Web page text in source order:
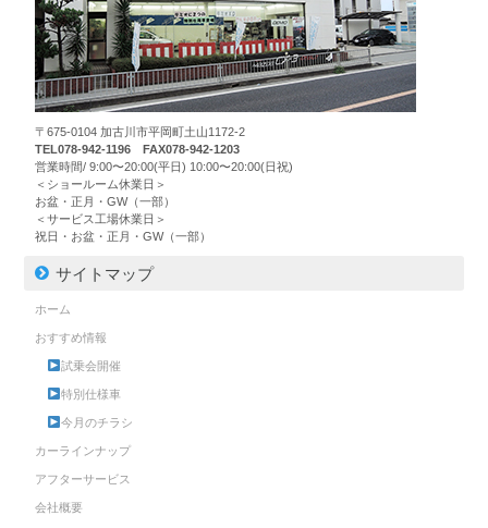
〒675-0104 加古川市平岡町土山1172-2
TEL078-942-1196 FAX078-942-1203
営業時間/ 9:00〜20:00(平日) 10:00〜20:00(日祝)
＜ショールーム休業日＞
お盆・正月・GW（一部）
＜サービス工場休業日＞
祝日・お盆・正月・GW（一部）
サイトマップ
ホーム
おすすめ情報
試乗会開催
特別仕様車
今月のチラシ
カーラインナップ
アフターサービス
会社概要